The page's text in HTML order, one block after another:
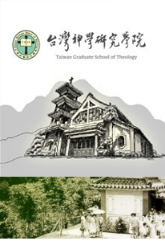
主
區